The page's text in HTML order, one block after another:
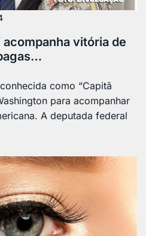
acompanha vitória de
como “Capitã
para acompanhar
A deputada federal